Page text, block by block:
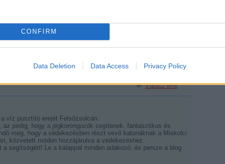
CONFIRM
Data Deletion Data Access Privacy Policy
felajánlásról külön, de máris egy Palkovics game worn
Válasz erre
víz pusztító erejét Felsőzsolcán.
pedig, hogy a jégkorongozók segítenek, fantasztikus és
meg, hogy a védekezésben részt vevő katonáknak a Miskolci
közvetett módon hozzájárulva a védekezéshez.
segítségért! Le a kalappal minden adakozó, és persze a blog